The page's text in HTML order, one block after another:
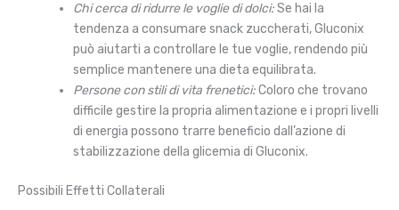
Chi cerca di ridurre le voglie di dolci:Se hai la
tendenza a consumare snack zuccherati, Gluconix
può aiutarti a controllare le tue voglie, rendendo più
semplice mantenere una dieta equilibrata.
Persone con stili di vita frenetici:Coloro che trovano
difficile gestire la propria alimentazione e i propri livelli
di energia possono trarre beneficio dall’azione di
stabilizzazione della glicemia di Gluconix.
Possibili Effetti Collaterali